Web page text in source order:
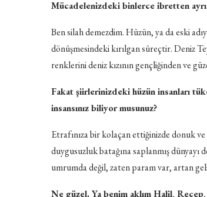
Mücadelenizdeki binlerce ibretten
Ben silah demezdim. Hüzün, ya da eski
dönüşmesindeki kırılgan süreçtir. Deniz
renklerini deniz kızının gençliğinden ve
Fakat şiirlerinizdeki hüzün insanları
insansınız biliyor musunuz?
Etrafınıza bir kolaçan ettiğinizde donuk
duygusuzluk batağına saplanmış
umrumda değil, zaten param var, artan
Ne güzel. Ya benim aklım Halil, Recep,